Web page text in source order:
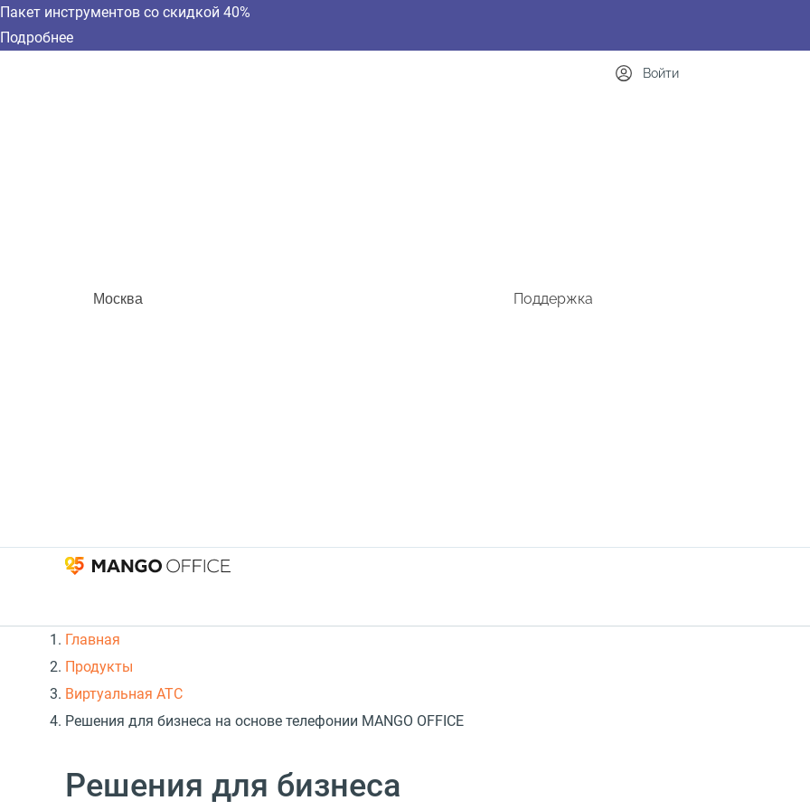
Пакет инструментов со скидкой 40%
Подробнее
Москва Поддержка
Войти
Главная
Продукты
Виртуальная АТС
Решения для бизнеса на основе телефонии MANGO OFFICE
Решения для бизнеса